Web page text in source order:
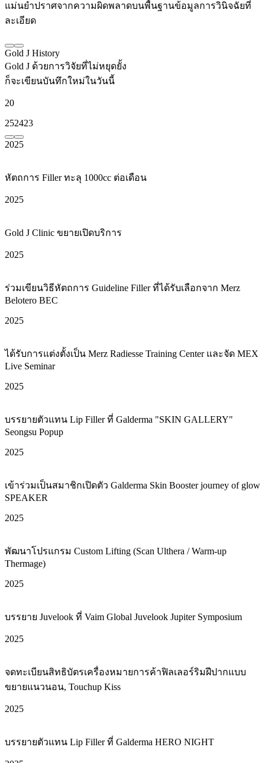
แม่นยำปราศจากความผิดพลาดบนพื้นฐานข้อมูลการวินิจฉัยที่
ละเอียด
Gold J History
Gold J ด้วยการวิจัยที่ไม่หยุดยั้ง
ก็จะเขียนบันทึกใหม่ในวันนี้
20
252423
2025
หัตถการ Filler ทะลุ 1000cc ต่อเดือน
2025
Gold J Clinic ขยายเปิดบริการ
2025
ร่วมเขียนวิธีหัตถการ Guideline Filler ที่ได้รับเลือกจาก Merz
Belotero BEC
2025
ได้รับการแต่งตั้งเป็น Merz Radiesse Training Center และจัด MEX
Live Seminar
2025
บรรยายตัวแทน Lip Filler ที่ Galderma "SKIN GALLERY"
Seongsu Popup
2025
เข้าร่วมเป็นสมาชิกเปิดตัว Galderma Skin Booster journey of glow
SPEAKER
2025
พัฒนาโปรแกรม Custom Lifting (Scan Ulthera / Warm-up
Thermage)
2025
บรรยาย Juvelook ที่ Vaim Global Juvelook Jupiter Symposium
2025
จดทะเบียนสิทธิบัตรเครื่องหมายการค้าฟิลเลอร์ริมฝีปากแบบ
ขยายแนวนอน, Touchup Kiss
2025
บรรยายตัวแทน Lip Filler ที่ Galderma HERO NIGHT